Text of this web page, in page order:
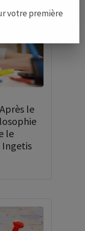
le
le
Ingetis
votre première